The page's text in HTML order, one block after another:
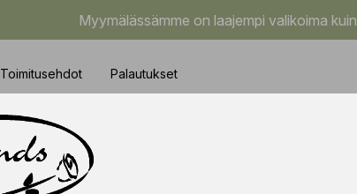
Myymälässämme on laajempi valikoima
Toimitusehdot Palautukset